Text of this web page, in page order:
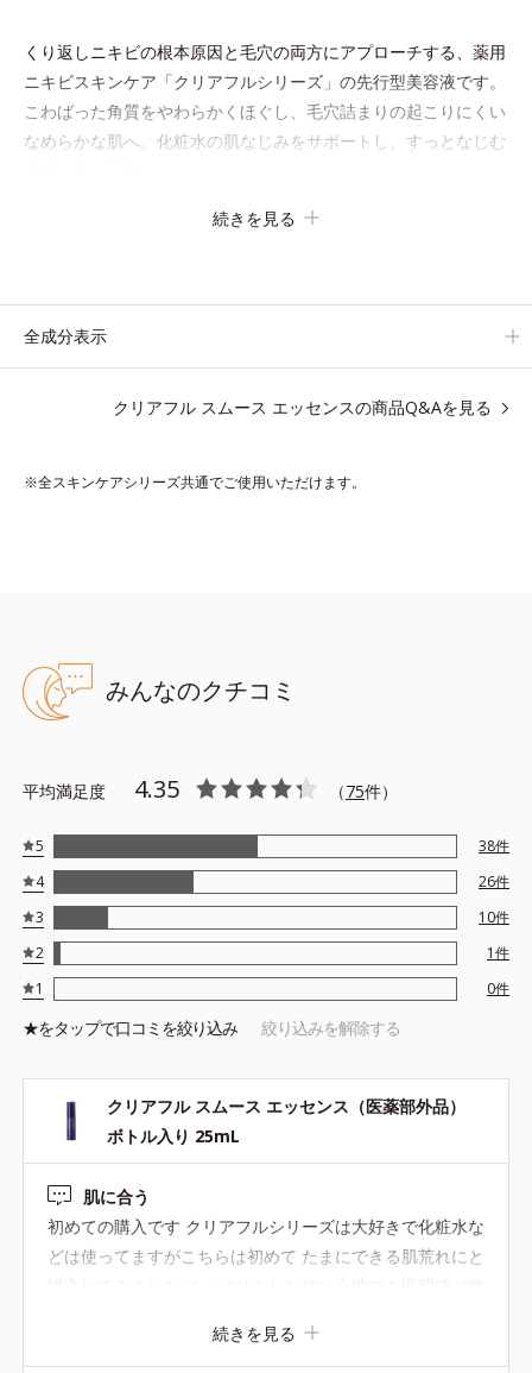
くり返しニキビの根本原因と毛穴の両方にアプローチする、薬用
ニキビスキンケア「クリアフルシリーズ」の先行型美容液です。
こわばった角質をやわらかくほぐし、毛穴詰まりの起こりにくい
なめらかな肌へ。化粧水の肌なじみをサポートし、すっとなじむ
植物由来成分や「ナノVCショットカプセル」を採用。
【ご使用ステップ】
※アレルギーテスト済＝全ての方にアレルギーがおきないという
●無油分、無香料、無着色 ●合成界面活性剤不使用 ●アルコールフリ
水型コラーゲン＝肌にうるおいとハリを与える保湿成分 ●ハトムギ
エエキス＝植物性保湿成分 ●ナノVCショットカプセル=肌をなめら
かに整える整肌成分 ●スムーストリートメント成分=肌をなめらか
に整える保湿成分 ●ブーストサポート成分 ●発酵植物エキス
ことではありません。
※ノンコメドジェニックテスト済＝すべての人にコメド（ニキビの
続きを見る
全成分表示
クリアフル スムース エッセンスの商品Q&Aを見る
※全スキンケアシリーズ共通でご使用いただけます。
みんなのクチコミ
平均満足度 4.35 （75件）
5 38件
4
26件
3
10件
2
1件
1
0件
★をタップで口コミを絞り込み 絞り込みを解除する
クリアフル スムース エッセンス（医薬部外品）
ボトル入り 25mL
肌に合う
初めての購入です クリアフルシリーズは大好きで化粧水な
どは使ってますがこちらは初めて たまにできる肌荒れにと
かったなと思える商品 詰め替えがあるのもいいですね◎
続きを見る